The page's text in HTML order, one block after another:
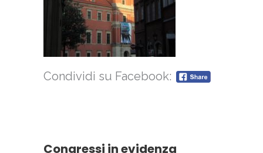
Condividi su Facebook:
Congressi in evidenza